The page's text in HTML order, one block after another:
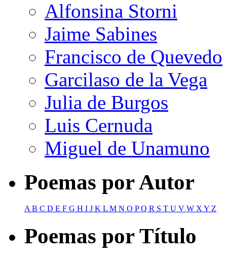
Alfonsina Storni
Jaime Sabines
Francisco de Quevedo
Garcilaso de la Vega
Julia de Burgos
Luis Cernuda
Miguel de Unamuno
Poemas por Autor
AB C D E F G H I J K L M N O PQ R S T U V W XY Z
Poemas por Título